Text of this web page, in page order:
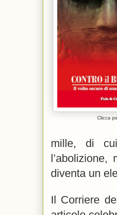
Clicca
mille, di
diventa un
Il Corriere